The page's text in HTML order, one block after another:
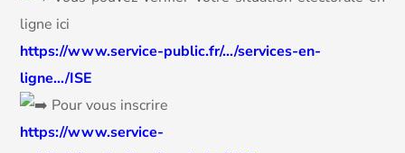
ligne ici
https://www.service-public.fr/…/services-en-
ligne…/ISE
Pour vous inscrire
https://www.service-